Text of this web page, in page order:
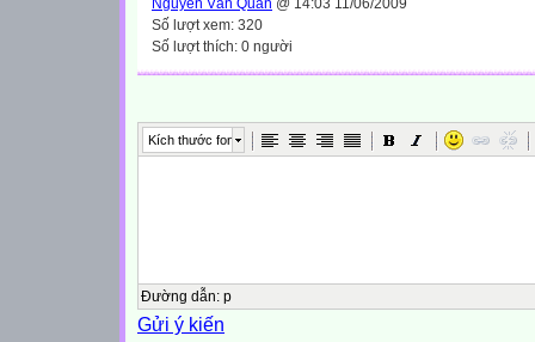
Số lượt xem: 320
Số lượt thích: 0 người
Kích thước font
Đường dẫn: p
Gửi ý kiến